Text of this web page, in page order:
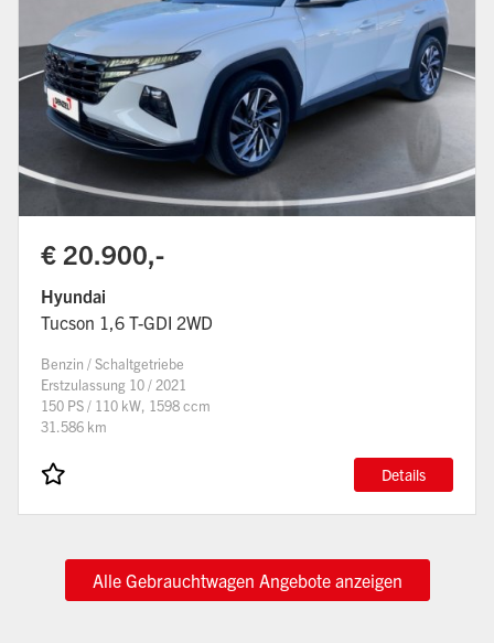
€ 20.900,-
Hyundai
Tucson 1,6 T-GDI 2WD
Benzin / Schaltgetriebe
Erstzulassung 10 / 2021
150 PS / 110 kW, 1598 ccm
31.586 km
Details
Alle Gebrauchtwagen Angebote anzeigen